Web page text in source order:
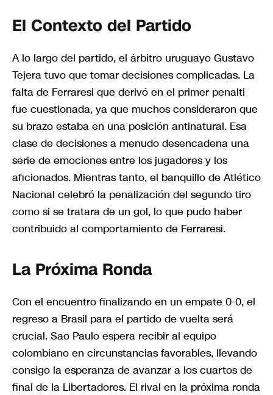
El Contexto del Partido
A lo largo del partido, el árbitro uruguayo Gustavo
Tejera tuvo que tomar decisiones complicadas. La
falta de Ferraresi que derivó en el primer penalti
fue cuestionada, ya que muchos consideraron que
su brazo estaba en una posición antinatural. Esa
clase de decisiones a menudo desencadena una
serie de emociones entre los jugadores y los
aficionados. Mientras tanto, el banquillo de Atlético
Nacional celebró la penalización del segundo tiro
como si se tratara de un gol, lo que pudo haber
contribuido al comportamiento de Ferraresi.
La Próxima Ronda
Con el encuentro finalizando en un empate 0-0, el
regreso a Brasil para el partido de vuelta será
crucial. Sao Paulo espera recibir al equipo
colombiano en circunstancias favorables, llevando
consigo la esperanza de avanzar a los cuartos de
final de la Libertadores. El rival en la próxima ronda